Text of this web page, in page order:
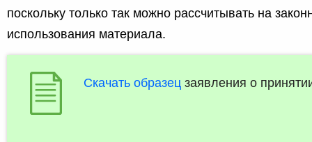
поскольку только так можно рассчитывать на
использования материала.
Скачать образец заявления о